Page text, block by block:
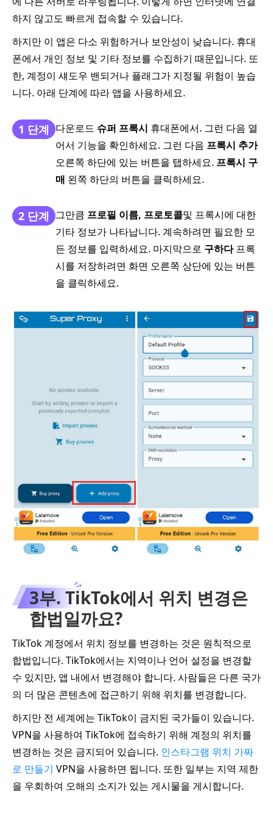
하지 않고도 빠르게 접속할 수 있습니다.
하지만 이 앱은 다소 위험하거나 보안성이 낮습니다. 휴대
폰에서 개인 정보 및 기타 정보를 수집하기 때문입니다. 또
한, 계정이 섀도우 밴되거나 플래그가 지정될 위험이 높습
니다. 아래 단계에 따라 앱을 사용하세요.
1 단계 다운로드 슈퍼 프록시 휴대폰에서. 그런 다음 열
어서 기능을 확인하세요. 그런 다음 프록시 추가
오른쪽 하단에 있는 버튼을 탭하세요. 프록시 구
매 왼쪽 하단의 버튼을 클릭하세요.
2 단계 그만큼 프로필 이름, 프로토콜및 프록시에 대한
기타 정보가 나타납니다. 계속하려면 필요한 모
든 정보를 입력하세요. 마지막으로 구하다프록
시를 저장하려면 화면 오른쪽 상단에 있는 버튼
을 클릭하세요.
3부. TikTok에서 위치 변경은
합법일까요?
TikTok 계정에서 위치 정보를 변경하는 것은 원칙적으로
합법입니다. TikTok에서는 지역이나 언어 설정을 변경할
수 있지만, 앱 내에서 변경해야 합니다. 사람들은 다른 국가
의 더 많은 콘텐츠에 접근하기 위해 위치를 변경합니다.
하지만 전 세계에는 TikTok이 금지된 국가들이 있습니다.
VPN을 사용하여 TikTok에 접속하기 위해 계정의 위치를
변경하는 것은 금지되어 있습니다. 인스타그램 위치 가짜
로 만들기 VPN을 사용하면 됩니다. 또한 일부는 지역 제한
을 우회하여 오해의 소지가 있는 게시물을 게시합니다.